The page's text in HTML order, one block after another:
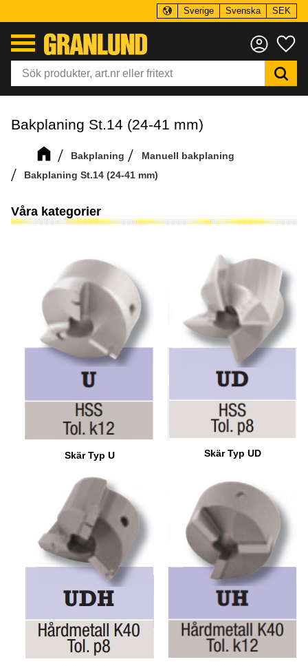
Sverige Svenska SEK
Bakplaning St.14 (24-41 mm)
Bakplaning
Manuell bakplaning
Bakplaning St.14 (24-41 mm)
Våra kategorier
Skär Typ U Skär Typ UD